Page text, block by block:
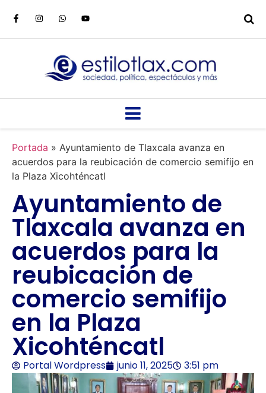
Portada » Ayuntamiento de Tlaxcala avanza en
acuerdos para la reubicación de comercio semifijo en
la Plaza Xicohténcatl
Ayuntamiento de
Tlaxcala avanza en
acuerdos para la
reubicación de
comercio semifijo
en la Plaza
Xicohténcatl
Portal Wordpress junio 11, 2025 3:51 pm